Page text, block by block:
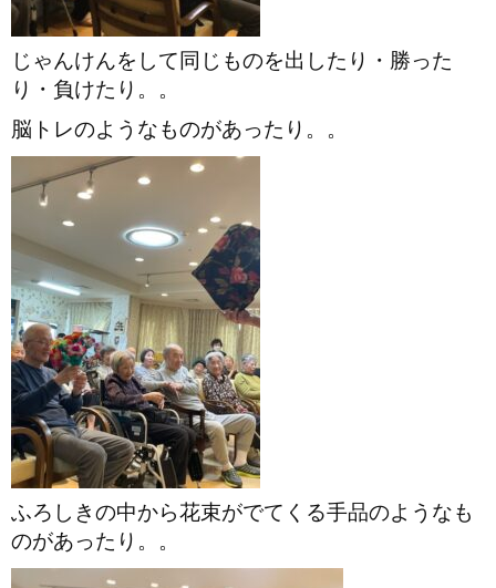
じゃんけんをして同じものを出したり・勝った
り・負けたり。。
脳トレのようなものがあったり。。
ふろしきの中から花束がでてくる手品のようなも
のがあったり。。